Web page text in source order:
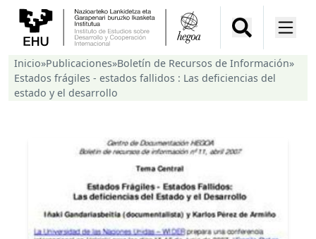
Inicio»Publicaciones»Boletín de Recursos de Información»
Estados frágiles - estados fallidos : Las deficiencias del
estado y el desarrollo